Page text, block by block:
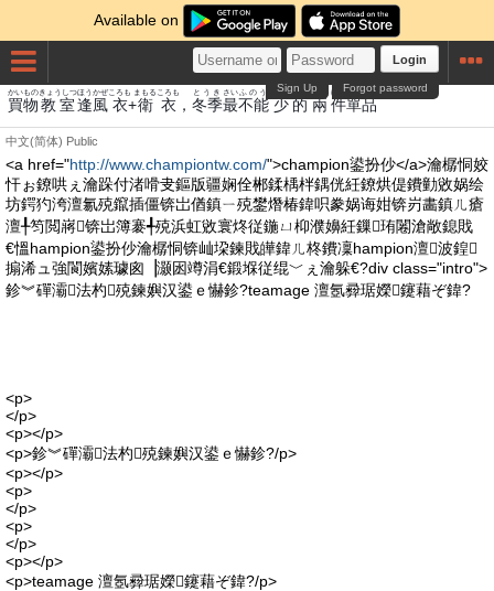
Available on
Login
Forgot password
Sign Up
買物
かいもの
教室
きょうしつ
逢
ほう
風
かぜ
衣
ころも
+衛
まもる
衣
ころも
， 冬季
とうき
最
さい
不能
ふのう
少
しょう
的
てき
兩
りょう
件
けん
單品
たんぴん
中文(简体) Public
<a href="http://www.championtw.com/">champion鍙扮仯</a>瀹樼恫姣
忓ぉ鐐哄ぇ瀹跺付渚嗗叏鏂版疆娴佺郴鍒楀柈鍝侊紝鐐烘偍鐨勭敓娲绘
坊鍔犳洿澶氱殑鑹插僵锛岀偤鎮ㄧ殑鐢熸椿鍏呮豢娲诲姏锛岃畵鎮ㄦ瘡
澶╀笉閲嶈锛岀簿褰╃殑浜虹敓寰炵従鍦ㄩ枊濮嬶紝鏁珛闂滄敞鎴戝
€慍hampion鍙扮仯瀹樼恫锛屾垜鍊戝皣鍏ㄦ柊鐨凜hampion澶波鍠
搧浠ュ強閬嬪嫊璩囪▕灏囦竴涓€鍛堢従绲﹀ぇ瀹躲€?div class="intro">
鉁︾磾灞法杓殑鍊嬩汉鍙ｅ懗鉁?teamage 澶氬彛琚嬫鑳藉ぞ鍏?
<p>
</p>
<p></p>
<p>鉁︾磾灞法杓殑鍊嬩汉鍙ｅ懗鉁?/p>
<p></p>
<p>
</p>
<p>
</p>
<p></p>
<p>teamage 澶氬彛琚嬫鑳藉ぞ鍏?/p>